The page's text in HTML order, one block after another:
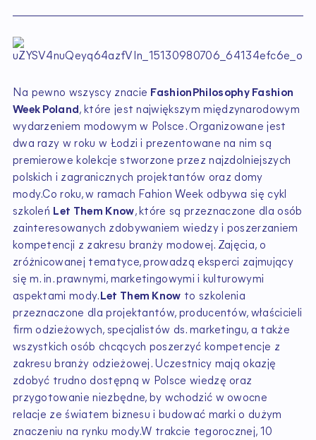
Na pewno wszyscy znacie FashionPhilosophy Fashion
Week Poland, które jest największym międzynarodowym
wydarzeniem modowym w Polsce. Organizowane jest
dwa razy w roku w Łodzi i prezentowane na nim są
premierowe kolekcje stworzone przez najzdolniejszych
polskich i zagranicznych projektantów oraz domy
mody.Co roku, w ramach Fahion Week odbywa się cykl
szkoleń Let Them Know, które są przeznaczone dla osób
zainteresowanych zdobywaniem wiedzy i poszerzaniem
kompetencji z zakresu branży modowej. Zajęcia, o
zróżnicowanej tematyce, prowadzą eksperci zajmujący
się m. in. prawnymi, marketingowymi i kulturowymi
aspektami mody. Let Them Know to szkolenia
przeznaczone dla projektantów, producentów, właścicieli
firm odzieżowych, specjalistów ds. marketingu, a także
wszystkich osób chcących poszerzyć kompetencje z
zakresu branży odzieżowej. Uczestnicy mają okazję
zdobyć trudno dostępną w Polsce wiedzę oraz
przygotowanie niezbędne, by wchodzić w owocne
relacje ze światem biznesu i budować marki o dużym
znaczeniu na rynku mody.W trakcie tegorocznej, 10